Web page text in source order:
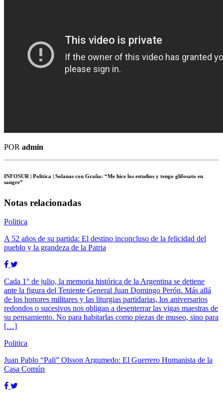
POR admin
INFOSUR | Politica | Solanas con Graña: “Me hice los estudios y tengo glifosato en
sangre”
Notas relacionadas
Politica
A 52 años de su partida: El destino inconcluso de la felicidad del
pueblo y la grandeza de la Patria
Cada 1° de julio, la memoria histórica de la Argentina se detiene
ante la figura del Teniente General Juan Domingo Perón. Más allá
de los honores militares y las liturgias partidarias, los aniversarios
redondos o sucesivos nos obligan a desenterrar las vigas maestras de
su pensamiento. No para habitarlas como piezas de museo, sino para
[…]
Politica
Juan Pablo “Pali” Olsson Argumedo: El Guerrero Humanista de la
Casa Común